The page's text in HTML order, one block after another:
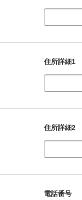
住所詳細1
住所詳細2
電話番号